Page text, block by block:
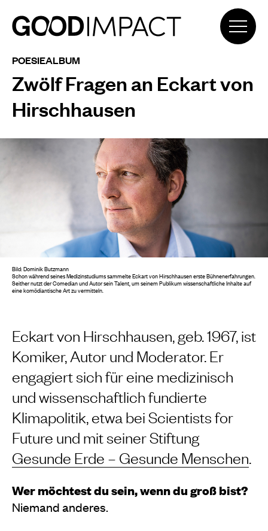
POESIEALBUM
Zwölf Fragen an Eckart von
Hirschhausen
Eckart von Hirschhausen, geb. 1967, ist
Komiker, Autor und Moderator. Er
engagiert sich für eine medizinisch
und wissenschaftlich fundierte
Klimapolitik, etwa bei Scientists for
Future und mit seiner Stiftung
Gesunde Erde – Gesunde Menschen
Wer möchtest du sein, wenn du groß bist?
Niemand anderes.
Bild: Dominik Butzmann
Schon während seines Medizinstudiums sammelte Eckart von Hirschhausen erste Bühnenerfahrungen.
Seither nutzt der Comedian und Autor sein Talent, um seinem Publikum wissenschaftliche Inhalte auf
eine komödiantische Art zu vermitteln.